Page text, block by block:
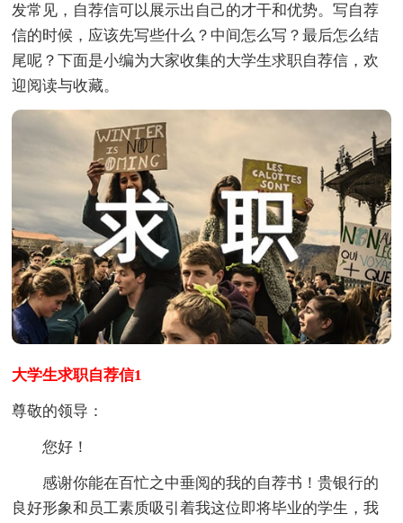
发常见，自荐信可以展示出自己的才干和优势。写自荐
信的时候，应该先写些什么？中间怎么写？最后怎么结
尾呢？下面是小编为大家收集的大学生求职自荐信，欢
迎阅读与收藏。
大学生求职自荐信1
尊敬的领导：
您好！
感谢你能在百忙之中垂阅的我的自荐书！贵银行的
良好形象和员工素质吸引着我这位即将毕业的学生，我